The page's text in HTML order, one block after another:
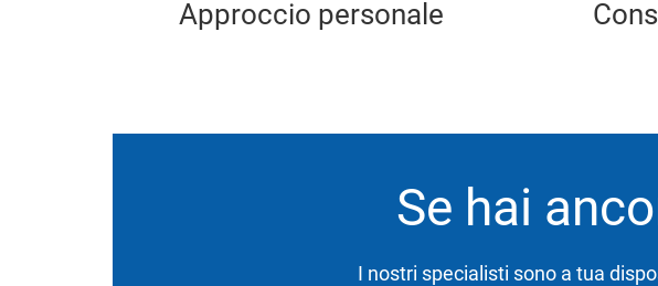
Approccio personale
Se hai
I nostri specialisti sono a tua